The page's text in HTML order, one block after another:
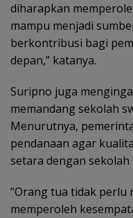
diharapkan
mampu menjadi
berkontribusi bagi
depan,” katanya.
‎Suripno juga
memandang sekolah
Menurutnya,
pendanaan agar
setara dengan sekolah
‎”Orang tua tidak perlu
memperoleh